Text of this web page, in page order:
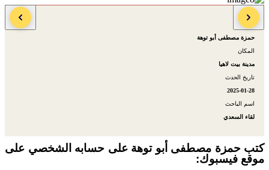
الكاتب
حمزة مصطفى أبو توهة
المكان
مدينة بيت لاهيا
تاريخ الحدث
2025-01-28
اسم الباحث
لقاء السعدي
كتب حمزة مصطفى أبو توهة على حسابه الشخصي على
موقع فيسبوك: